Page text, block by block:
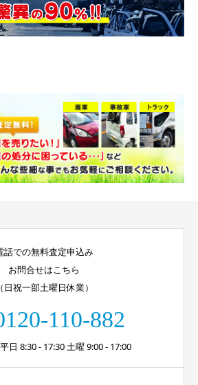
話での無料査定申込み
お問合せはこちら
（日祝一部土曜日休業）
110-882
日 8:30 - 17:30 土曜 9:00 - 17:00